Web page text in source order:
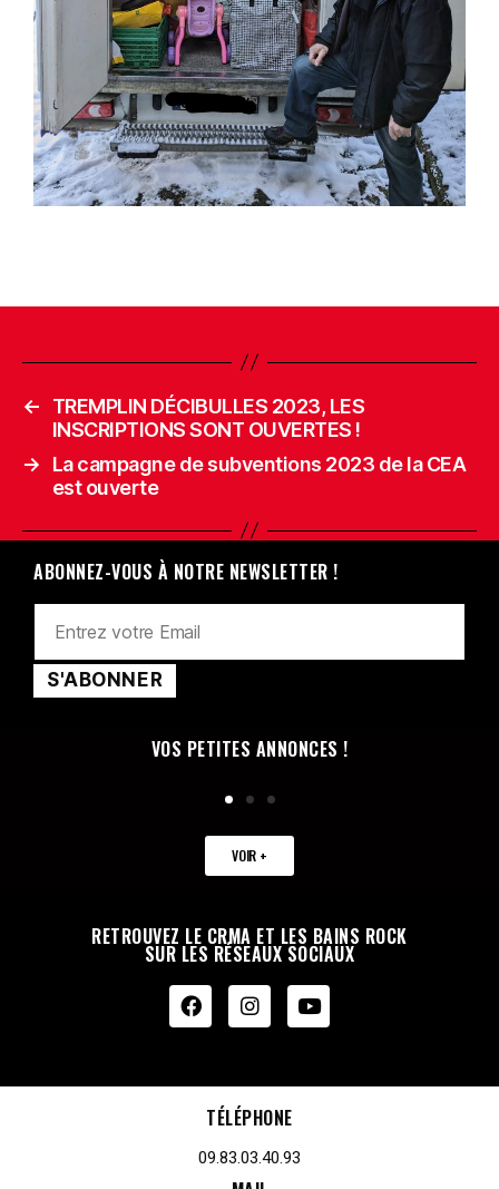
←
TREMPLIN DÉCIBULLES 2023, LES
INSCRIPTIONS SONT OUVERTES !
→
La campagne de subventions 2023 de la CEA
est ouverte
ABONNEZ-VOUS À NOTRE NEWSLETTER !
VOS PETITES ANNONCES !
VOIR +
RETROUVEZ LE CRMA ET LES BAINS ROCK
SUR LES RÉSEAUX SOCIAUX
TÉLÉPHONE
09.83.03.40.93